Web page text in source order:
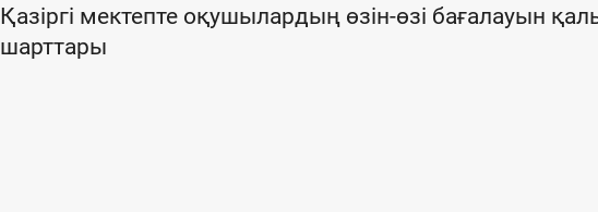
Қазіргі мектепте оқушылардың өзін-өзі бағалауын
шарттары